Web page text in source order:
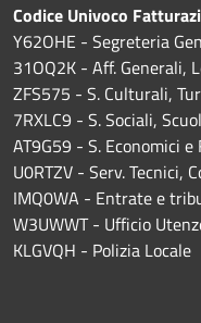
Codice Univoco
Y62OHE - Segreteria
31OQ2K - Aff. Generali,
ZFS575 - S. Culturali,
7RXLC9 - S. Sociali,
AT9G59 - S. Economici
U0RTZV - Serv. Tecnici,
IMQ0WA - Entrate e
W3UWWT - Ufficio
KLGVQH - Polizia Locale